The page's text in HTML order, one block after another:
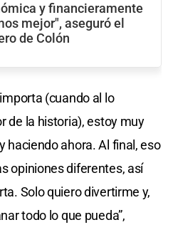
y financieramente
mejor", aseguró el
de Colón
(cuando al lo
de la historia), estoy muy
haciendo ahora. Al final, eso
opiniones diferentes, así
Solo quiero divertirme y,
todo lo que pueda”,